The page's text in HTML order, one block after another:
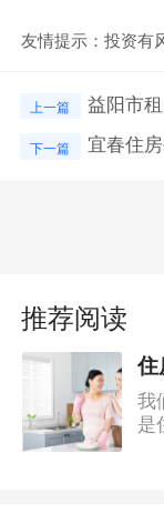
友情提示：投资有
上一篇 益阳市
下一篇 宜春住
推荐阅读
我
是